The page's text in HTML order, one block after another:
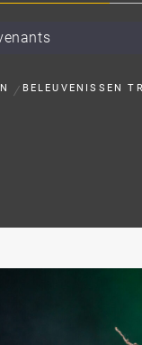
BELEUVENISSEN